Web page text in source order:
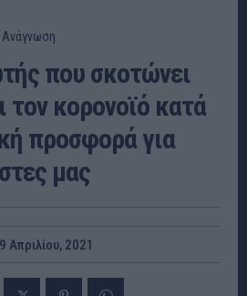
Ανάγνωση
που σκοτώνει
τον κορονοϊό κατά
προσφορά για
μας
Απριλίου, 2021